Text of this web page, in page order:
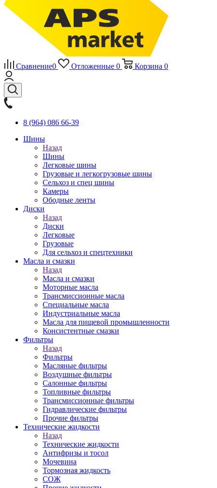
Сравнение0 Отложенные 0 Корзина 0
8 (964) 086 66-39
Шины
Назад
Шины
Легковые шины
Грузовые и легкогрузовые шины
Сельхоз и спец шины
Камеры
Ободные ленты
Диски
Назад
Диски
Легковые
Грузовые
Для сельхоз и спецтехники
Масла и смазки
Назад
Масла и смазки
Моторные масла
Трансмиссионные масла
Специальные масла
Индустриальные масла
Масла для пищевой промышленности
Консистентные смазки
Фильтры
Назад
Фильтры
Масляные фильтры
Воздушные фильтры
Салонные фильтры
Топливные фильтры
Трансмиссионные фильтры
Гидравлические фильтры
Прочие фильтры
Технические жидкости
Назад
Технические жидкости
Антифризы и тосол
Мочевина
Тормозная жидкость
СОЖ